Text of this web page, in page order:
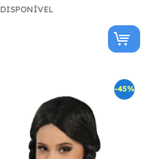
DISPONÍVEL
-45%